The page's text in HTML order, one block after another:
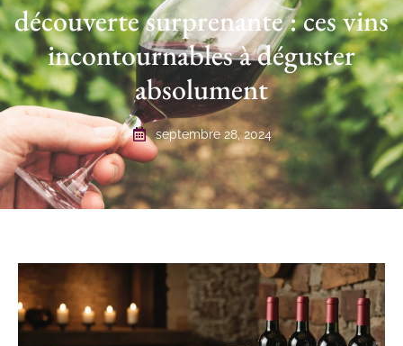
découverte surprenante : ces vins
incontournables à déguster
absolument
septembre 28, 2024